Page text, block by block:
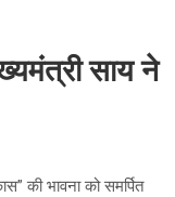
साय ने
की भावना को समर्पित